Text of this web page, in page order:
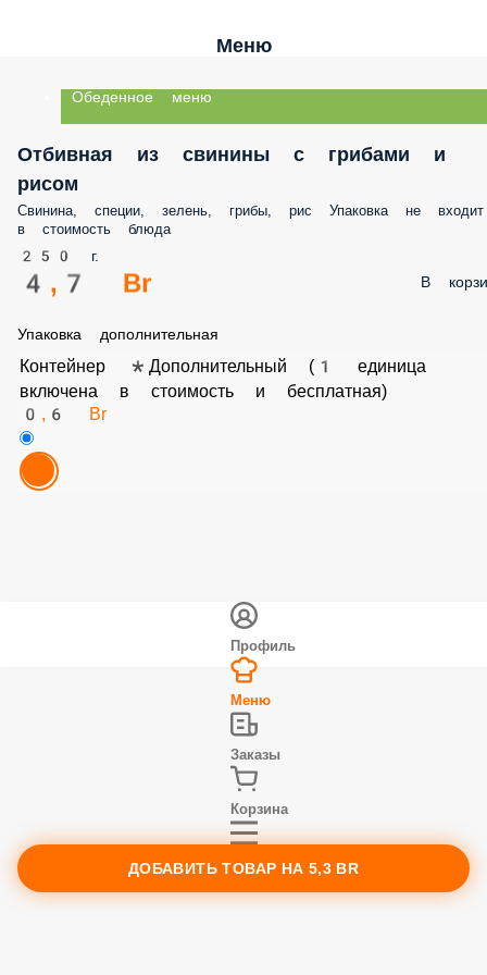
Меню
Обеденное меню
Отбивная из свинины с грибами и
рисом
Свинина, специи, зелень, грибы, рис Упаковка не входит
в стоимость блюда
250 г.
4,7 Br В
Упаковка дополнительная
Контейнер *Дополнительный (1 единица
включена в стоимость и бесплатная)
0,6 Br
ДОБАВИТЬ ТОВАР НА 5,3 BR
Профиль
Меню
Заказы
Корзина
Ещё